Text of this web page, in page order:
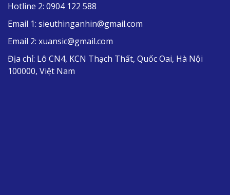
Hotline 2: 0904 122 588
Email 1: sieuthinganhin@gmail.com
Email 2: xuansic@gmail.com
Địa chỉ: Lô CN4, KCN Thạch Thất, Quốc Oai, Hà Nội
100000, Việt Nam